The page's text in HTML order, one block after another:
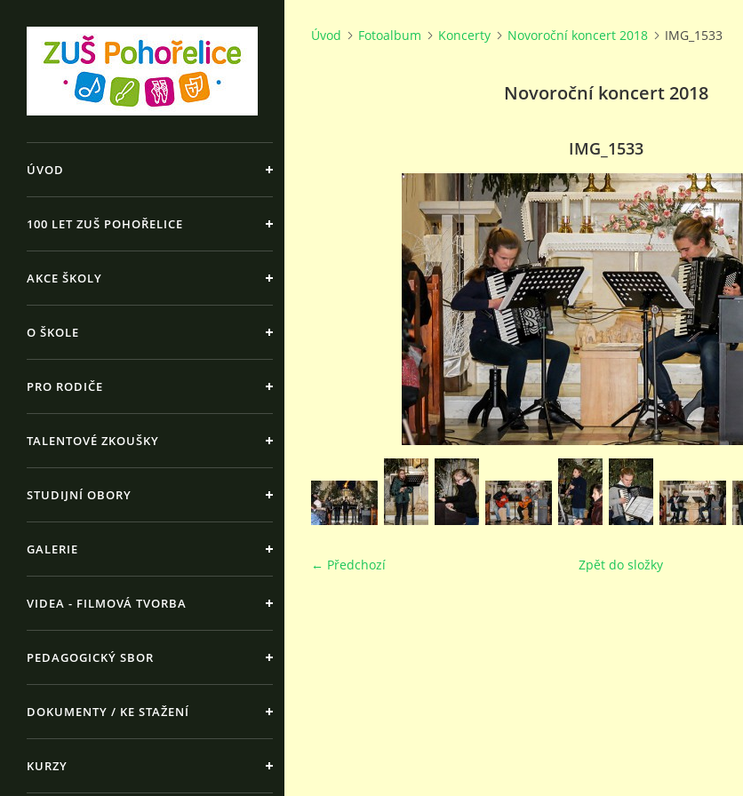
ÚVOD
100 LET ZUŠ POHOŘELICE
AKCE ŠKOLY
O ŠKOLE
PRO RODIČE
TALENTOVÉ ZKOUŠKY
STUDIJNÍ OBORY
GALERIE
VIDEA - FILMOVÁ TVORBA
PEDAGOGICKÝ SBOR
DOKUMENTY / KE STAŽENÍ
KURZY
Úvod Fotoalbum Koncerty Novoroční koncert 2018 IMG_1533
Novoroční koncert 2018
IMG_1533
← Předchozí Zpět do složky